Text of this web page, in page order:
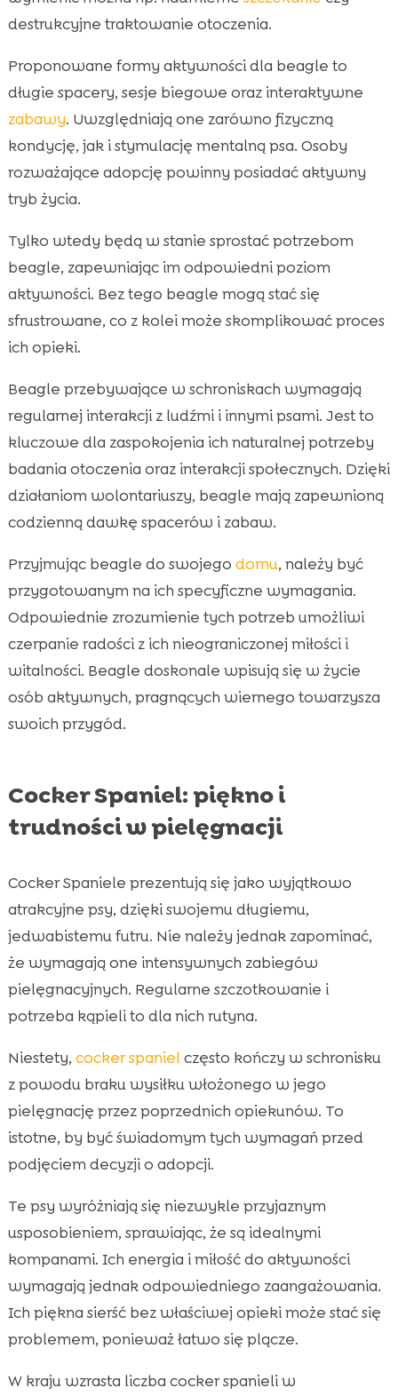
destrukcyjne traktowanie otoczenia.
Proponowane formy aktywności dla beagle to
długie spacery, sesje biegowe oraz interaktywne
zabawy. Uwzględniają one zarówno fizyczną
kondycję, jak i stymulację mentalną psa. Osoby
rozważające adopcję powinny posiadać aktywny
tryb życia.
Tylko wtedy będą w stanie sprostać potrzebom
beagle, zapewniając im odpowiedni poziom
aktywności. Bez tego beagle mogą stać się
sfrustrowane, co z kolei może skomplikować proces
ich opieki.
Beagle przebywające w schroniskach wymagają
regularnej interakcji z ludźmi i innymi psami. Jest to
kluczowe dla zaspokojenia ich naturalnej potrzeby
badania otoczenia oraz interakcji społecznych. Dzięki
działaniom wolontariuszy, beagle mają zapewnioną
codzienną dawkę spacerów i zabaw.
Przyjmując beagle do swojego domu, należy być
przygotowanym na ich specyficzne wymagania.
Odpowiednie zrozumienie tych potrzeb umożliwi
czerpanie radości z ich nieograniczonej miłości i
witalności. Beagle doskonale wpisują się w życie
osób aktywnych, pragnących wiernego towarzysza
swoich przygód.
Cocker Spaniel: piękno i
trudności w pielęgnacji
Cocker Spaniele prezentują się jako wyjątkowo
atrakcyjne psy, dzięki swojemu długiemu,
jedwabistemu futru. Nie należy jednak zapominać,
że wymagają one intensywnych zabiegów
pielęgnacyjnych. Regularne szczotkowanie i
potrzeba kąpieli to dla nich rutyna.
Niestety, cocker spanielczęsto kończy w schronisku
z powodu braku wysiłku włożonego w jego
pielęgnację przez poprzednich opiekunów. To
istotne, by być świadomym tych wymagań przed
podjęciem decyzji o adopcji.
Te psy wyróżniają się niezwykle przyjaznym
usposobieniem, sprawiając, że są idealnymi
kompanami. Ich energia i miłość do aktywności
wymagają jednak odpowiedniego zaangażowania.
Ich piękna sierść bez właściwej opieki może stać się
problemem, ponieważ łatwo się plącze.
W kraju wzrasta liczba cocker spanieli w